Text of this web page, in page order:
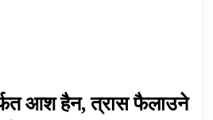
आश हैन, त्रास फैलाउने